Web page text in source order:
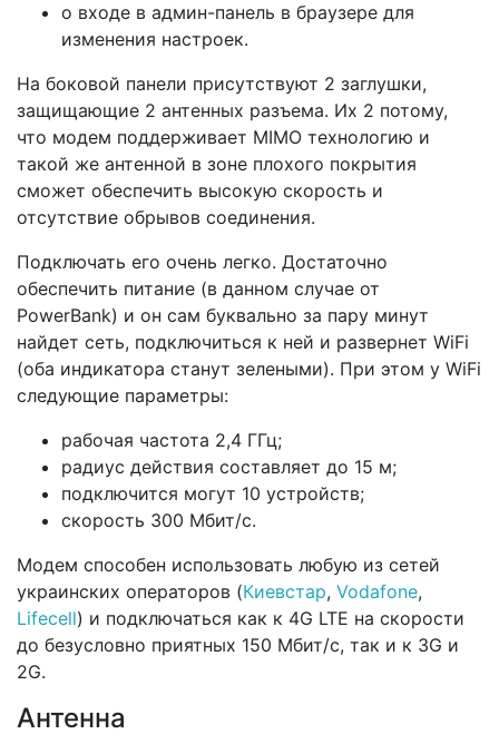
о входе в админ-панель в браузере для
изменения настроек.
На боковой панели присутствуют 2 заглушки,
защищающие 2 антенных разъема. Их 2 потому,
что модем поддерживает MIMO технологию и
такой же антенной в зоне плохого покрытия
сможет обеспечить высокую скорость и
отсутствие обрывов соединения.
Подключать его очень легко. Достаточно
обеспечить питание (в данном случае от
PowerBank) и он сам буквально за пару минут
найдет сеть, подключиться к ней и развернет WiFi
(оба индикатора станут зелеными). При этом у WiFi
следующие параметры:
рабочая частота 2,4 ГГц;
радиус действия составляет до 15 м;
подключится могут 10 устройств;
скорость 300 Мбит/с.
Модем способен использовать любую из сетей
украинских операторов (Киевстар, Vodafone,
Lifecell) и подключаться как к 4G LTE на скорости
до безусловно приятных 150 Мбит/с, так и к 3G и
2G.
Антенна